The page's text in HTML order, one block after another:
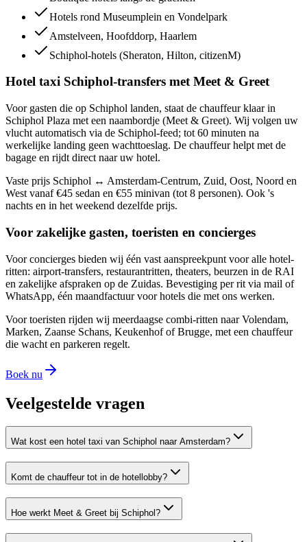
Hotels rond Museumplein en Vondelpark
Amstelveen, Hoofddorp, Haarlem
Schiphol-hotels (Sheraton, Hilton, citizenM)
Hotel taxi Schiphol-transfers met Meet & Greet
Voor gasten die op Schiphol landen, staat de chauffeur klaar in
Schiphol Plaza met een naambordje (Meet & Greet). Wij volgen uw
vlucht automatisch via de Schiphol-feed; tot 60 minuten na
werkelijke landing geen wachttoeslag. De chauffeur helpt met de
bagage en rijdt direct naar uw hotel.
Vaste prijs Schiphol ↔ Amsterdam-Centrum, Zuid, Oost, Noord en
West vanaf €45 sedan en €55 minivan (tot 8 personen). Ook 's
nachts en in het weekend dezelfde prijs.
Voor zakelijke gasten, toeristen en concierges
Voor concierges bieden wij één vast aanspreekpunt voor alle hotel-
ritten: airport-transfers, restaurantritten, theaters, beurzen in de RAI
en zakelijke afspraken op de Zuidas. Bevestiging per rit via mail of
WhatsApp, één maandfactuur voor hotels die met ons werken.
Voor toeristen rijden wij meerdaagse combi-ritten naar Volendam,
Marken, Zaanse Schans, Keukenhof of Brugge, met een chauffeur
die wacht en parkeren regelt.
Boek nu
Veelgestelde vragen
Wat kost een hotel taxi van Schiphol naar Amsterdam?
Komt de chauffeur tot in de hotellobby?
Hoe werkt Meet & Greet bij Schiphol?